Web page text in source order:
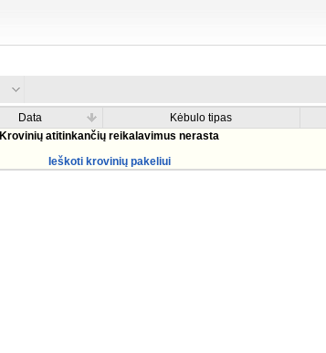
Data Kėbulo tipas
Krovinių atitinkančių reikalavimus nerasta
Ieškoti krovinių pakeliui